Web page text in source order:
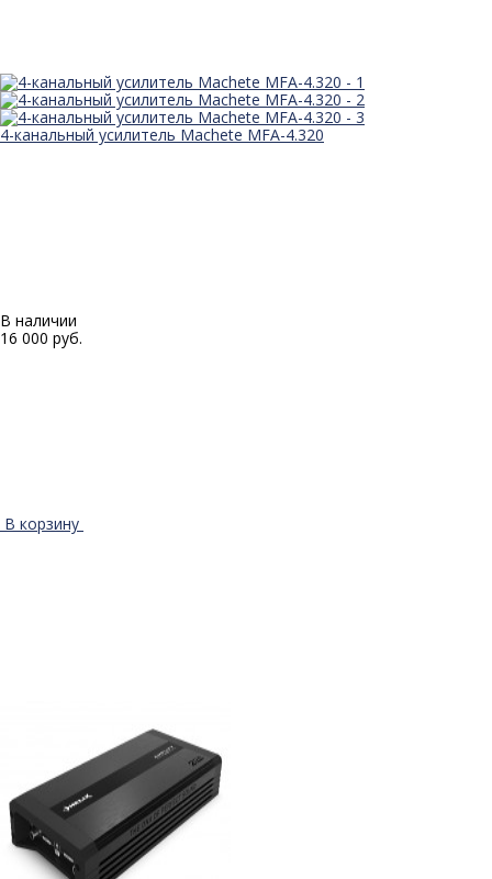
4-канальный усилитель Machete MFA-4.320
В наличии
16 000 руб.
В корзину